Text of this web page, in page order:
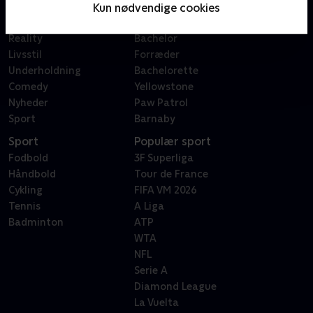
Kun nødvendige cookies
Reality
Livsstil
Underholdning
Comedy
Nyheder
Sport
Sygeplejeskolen
Bachelor
Forræder
Bachelorette
Yellowstone
Paw Patrol
Barnaby
Sport
Fodbold
Håndbold
Cykling
Tennis
Badminton
Populær sport
3F Superliga
Tour de France
FIFA VM 2026
A Liga
ATP
WTA
NFL
Serie A
Diamond League
La Vuelta